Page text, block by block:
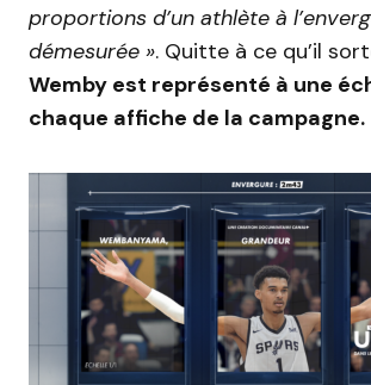
proportions d’un athlète à
démesurée ». Quitte à ce qu’il
Wemby est représenté à une
chaque affiche de la campagne.